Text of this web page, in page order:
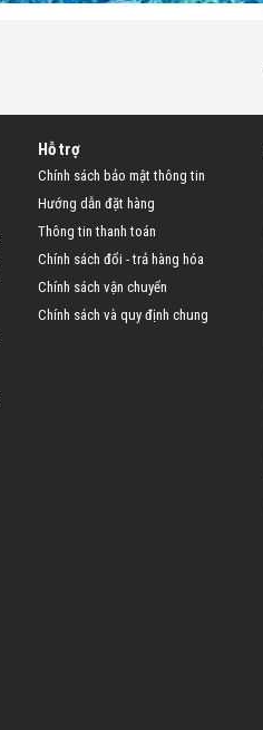
Hỗ trợ
Chính sách bảo mật thông tin
Hướng dẫn đặt hàng
Thông tin thanh toán
Chính sách đổi - trả hàng hóa
Chính sách vận chuyển
Chính sách và quy định chung